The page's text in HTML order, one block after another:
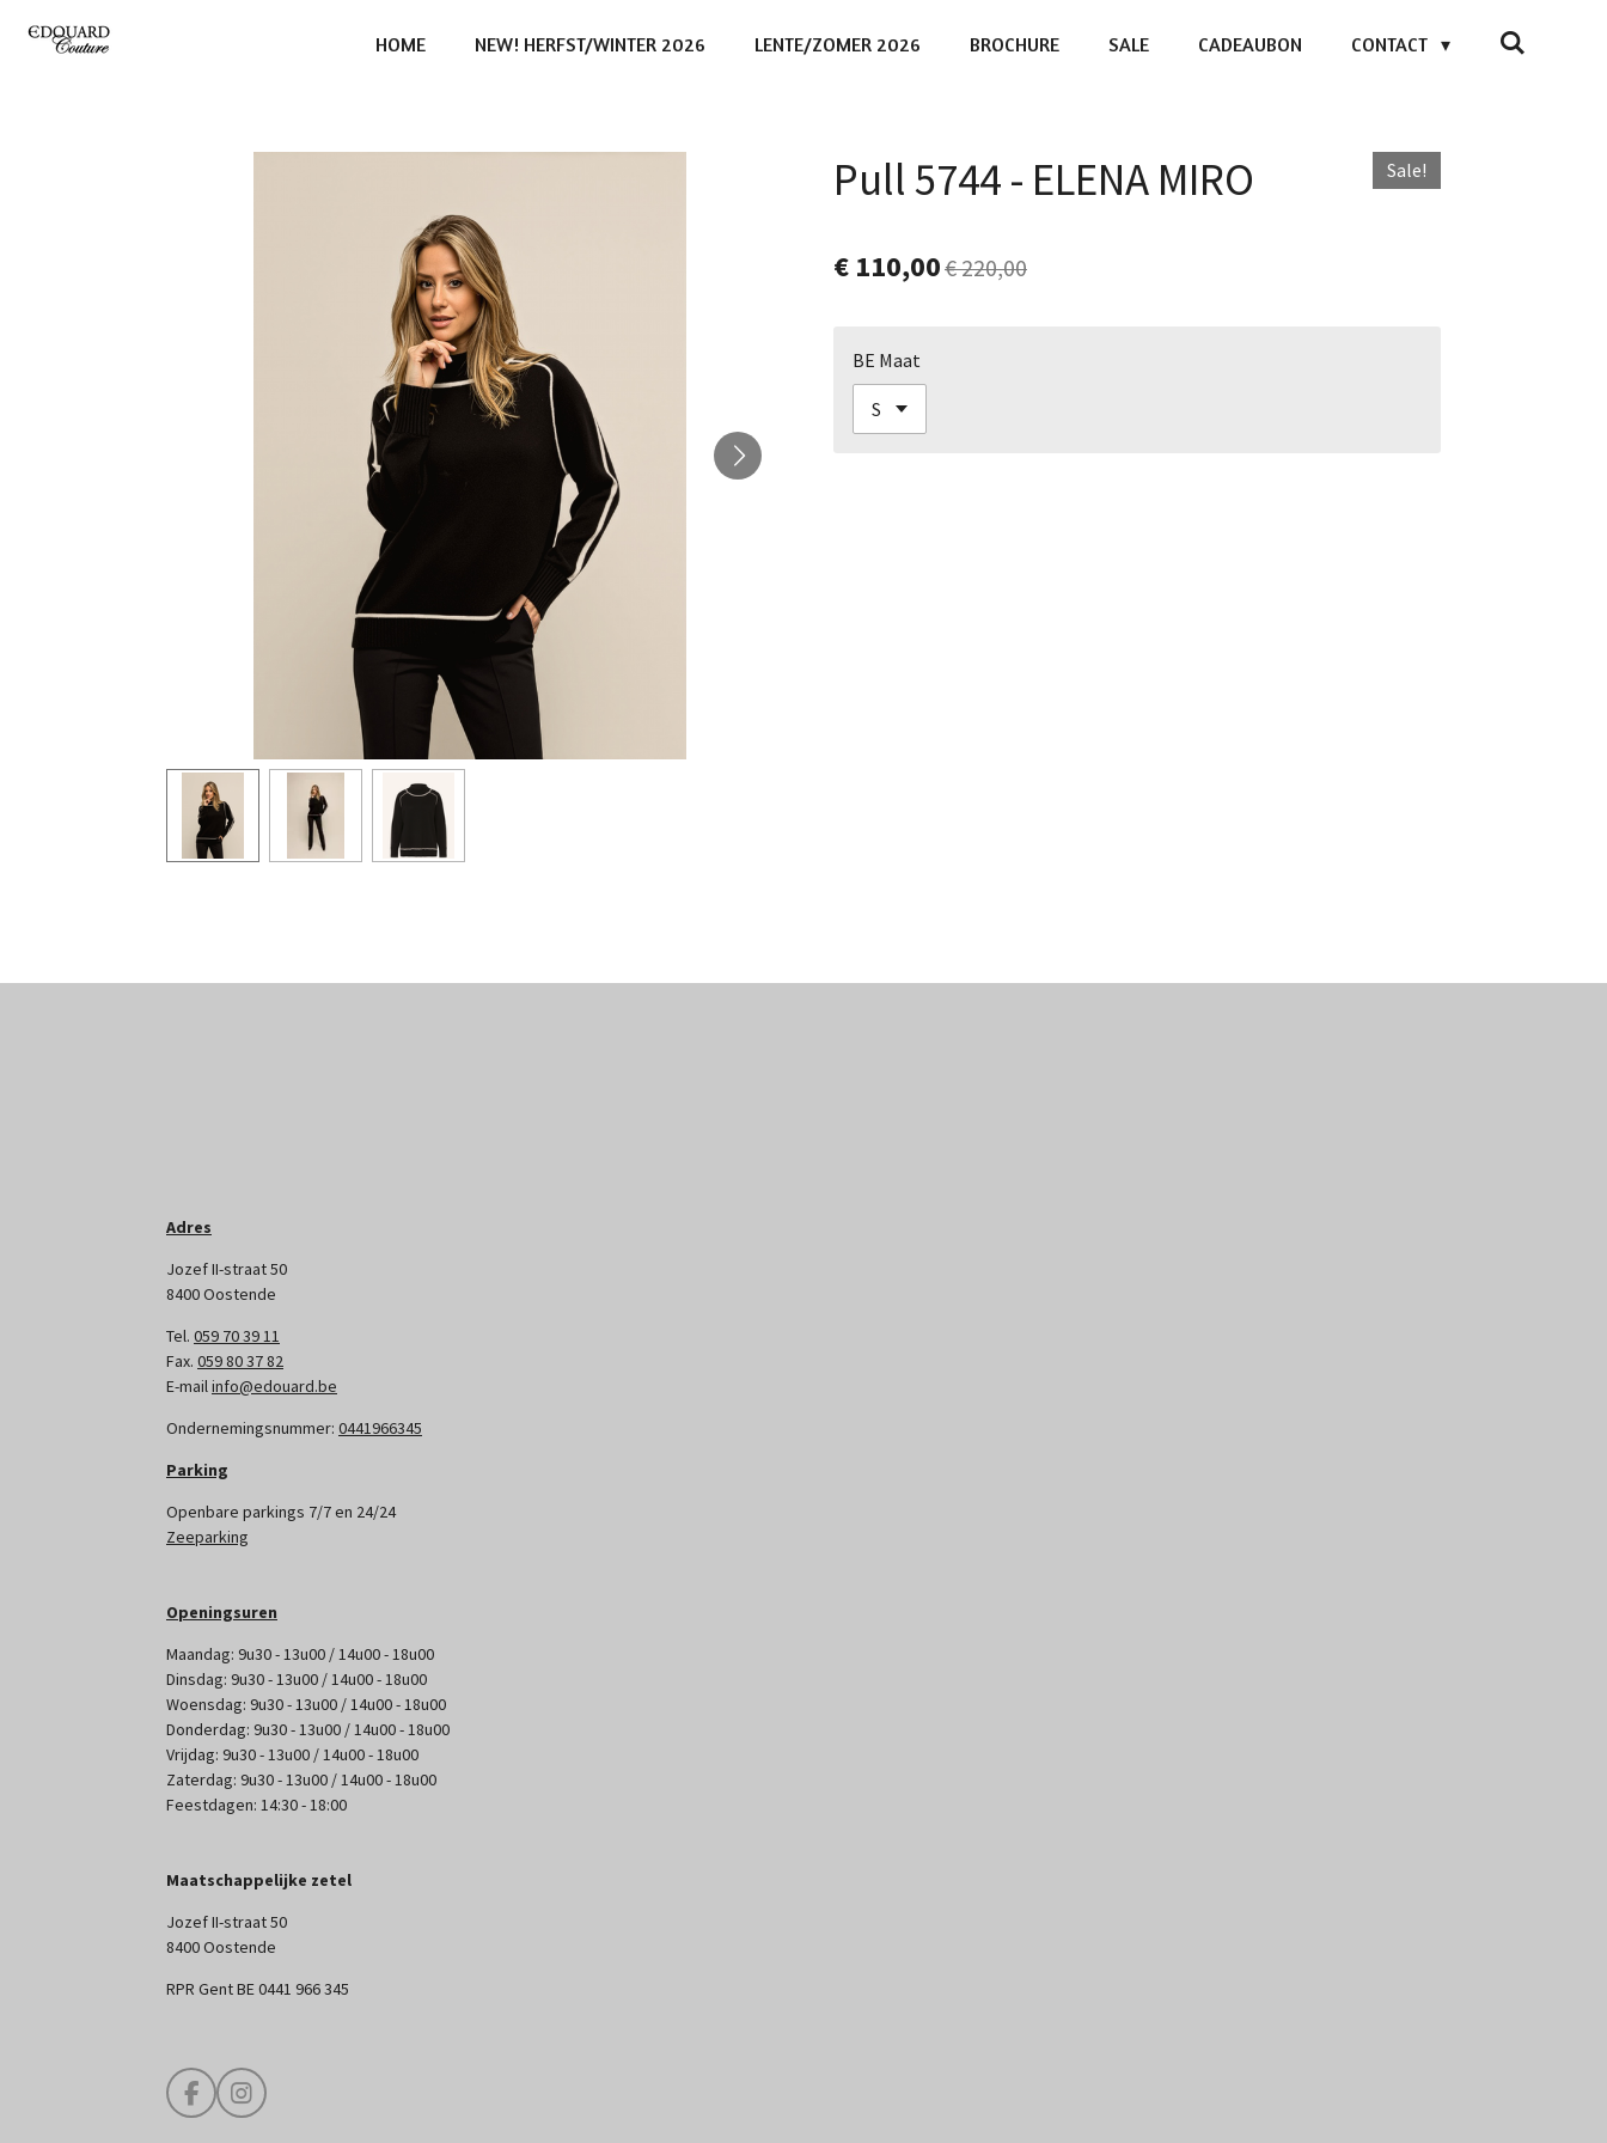
Ga
direct
HOME NEW! HERFST/WINTER 2026 LENTE/ZOMER 2026 BROCHURE SALE CADEAUBON CONTACT
Pull 5744 - ELENA MIRO Sale!
€ 110,00€ 220,00
BE Maat
Adres
Jozef II-straat 50
8400 Oostende
Tel. 059 70 39 11
Fax. 059 80 37 82
E-mailinfo@edouard.be
Ondernemingsnummer: 0441966345
Parking
Openbare parkings 7/7 en 24/24
Zeeparking
Openingsuren
Maandag: 9u30 - 13u00 / 14u00 - 18u00
Dinsdag: 9u30 - 13u00 / 14u00 - 18u00
Woensdag: 9u30 - 13u00 / 14u00 - 18u00
Donderdag: 9u30 - 13u00 / 14u00 - 18u00
Vrijdag: 9u30 - 13u00 / 14u00 - 18u00
Zaterdag: 9u30 - 13u00 / 14u00 - 18u00
Feestdagen: 14:30 - 18:00
Maatschappelijke zetel
Jozef II-straat 50
8400 Oostende
RPR Gent BE 0441 966 345
F
a
I
n